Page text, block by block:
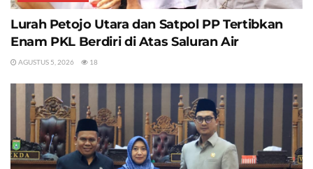
Lurah Petojo Utara dan Satpol PP Tertibkan
Enam PKL Berdiri di Atas Saluran Air
AGUSTUS 5, 2026 18